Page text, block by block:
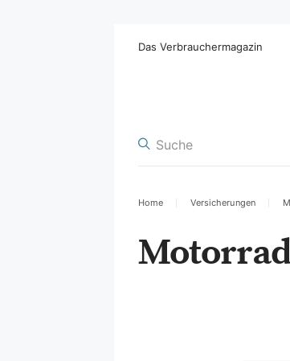
Das Verbrauchermagazin
Home Versicherungen